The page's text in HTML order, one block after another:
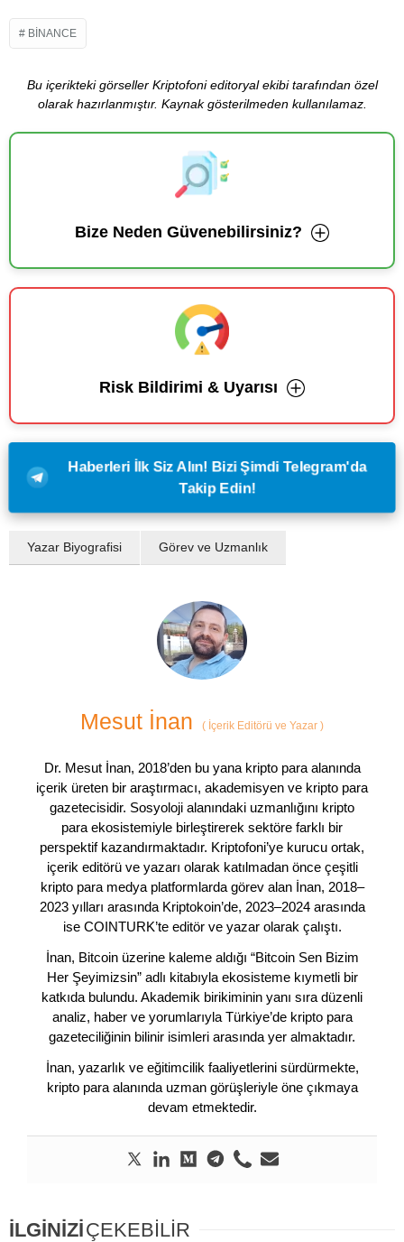
BINANCE
Bu içerikteki görseller Kriptofoni editoryal ekibi tarafından özel
olarak hazırlanmıştır. Kaynak gösterilmeden kullanılamaz.
Bize Neden Güvenebilirsiniz?
Risk Bildirimi & Uyarısı
Haberleri İlk Siz Alın! Bizi Şimdi Telegram'da
Takip Edin!
Yazar Biyografisi Görev ve Uzmanlık
Mesut İnan ( İçerik Editörü ve Yazar )
Dr. Mesut İnan, 2018’den bu yana kripto para alanında
içerik üreten bir araştırmacı, akademisyen ve kripto para
gazetecisidir. Sosyoloji alanındaki uzmanlığını kripto
para ekosistemiyle birleştirerek sektöre farklı bir
perspektif kazandırmaktadır. Kriptofoni’ye kurucu ortak,
içerik editörü ve yazarı olarak katılmadan önce çeşitli
kripto para medya platformlarda görev alan İnan, 2018–
2023 yılları arasında Kriptokoin’de, 2023–2024 arasında
ise COINTURK’te editör ve yazar olarak çalıştı.
İnan, Bitcoin üzerine kaleme aldığı “Bitcoin Sen Bizim
Her Şeyimizsin” adlı kitabıyla ekosisteme kıymetli bir
katkıda bulundu. Akademik birikiminin yanı sıra düzenli
analiz, haber ve yorumlarıyla Türkiye’de kripto para
gazeteciliğinin bilinir isimleri arasında yer almaktadır.
İnan, yazarlık ve eğitimcilik faaliyetlerini sürdürmekte,
kripto para alanında uzman görüşleriyle öne çıkmaya
devam etmektedir.
İLGİNİZİÇEKEBİLİR